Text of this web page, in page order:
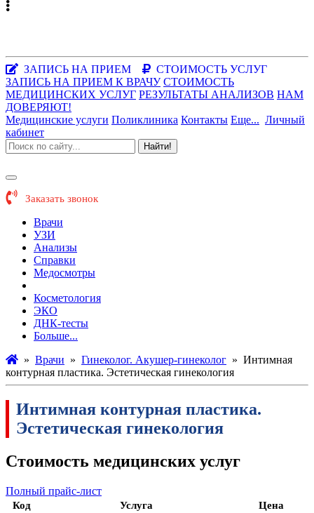
ЗАПИСЬ НА ПРИЕМ
СТОИМОСТЬ УСЛУГ
ЗАПИСЬ НА ПРИЕМ К ВРАЧУ СТОИМОСТЬ
МЕДИЦИНСКИХ УСЛУГ РЕЗУЛЬТАТЫ АНАЛИЗОВ НАМ
ДОВЕРЯЮТ!
Медицинские услуги Поликлиника Контакты Еще... Личный
кабинет
Найти!
Заказать звонок
Врачи
УЗИ
Анализы
Справки
Медосмотры
Косметология
ЭКО
ДНК-тесты
Больше...
» Врачи » Гинеколог. Акушер-гинеколог » Интимная
контурная пластика. Эстетическая гинекология
Интимная контурная пластика.
Эстетическая гинекология
Стоимость медицинских услуг
Полный прайс-лист
Код Услуга
Цена